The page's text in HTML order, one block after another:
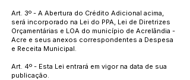
Art. 3º - A Abertura do Crédito Adicional acima,
será incorporado na Lei do PPA, Lei de Diretrizes
Orçamentárias e LOA do município de Acrelândia -
Acre e seus anexos correspondentes a Despesa
e Receita Municipal.
Art. 4º - Esta Lei entrará em vigor na data de sua
publicação.